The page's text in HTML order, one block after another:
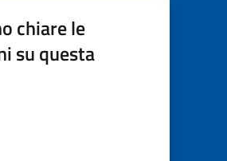
chiare le
su questa